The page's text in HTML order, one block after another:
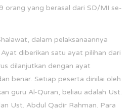
orang yang berasal dari SD/MI se-
dalam pelaksanaannya
diberikan satu ayat pilihan dari
dilanjutkan dengan ayat
benar. Setiap peserta dinilai oleh
guru Al-Quran, beliau adalah Ust.
Ust. Abdul Qadir Rahman. Para